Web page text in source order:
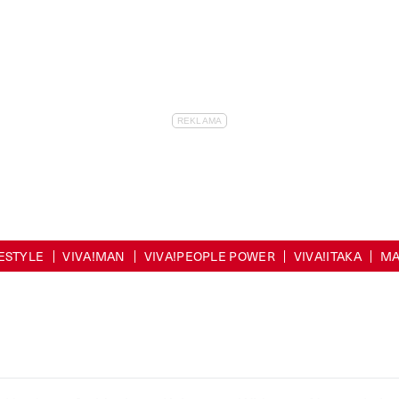
VIVA!MAN VIVA!PEOPLE POWER VIVA!ITAKA